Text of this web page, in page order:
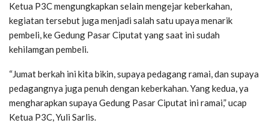
Ketua P3C mengungkapkan selain mengejar keberkahan,
kegiatan tersebut juga menjadi salah satu upaya menarik
pembeli, ke Gedung Pasar Ciputat yang saat ini sudah
kehilamgan pembeli.
“Jumat berkah ini kita bikin, supaya pedagang ramai, dan supaya
pedagangnya juga penuh dengan keberkahan. Yang kedua, ya
mengharapkan supaya Gedung Pasar Ciputat ini ramai,” ucap
Ketua P3C, Yuli Sarlis.